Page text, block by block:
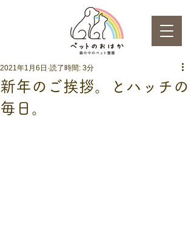
新年のご挨拶。とハッチの
毎日。
2021年1月6日 読了時間: 3分